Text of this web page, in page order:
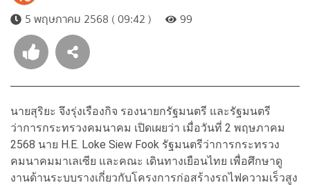
5 พฤษภาคม 2568 ( 09:42 )
99
นายสุริยะ จึงรุ่งเรืองกิจ รองนายกรัฐมนตรี และรัฐมนตรี
ว่าการกระทรวงคมนาคม เปิดเผยว่า เมื่อวันที่ 2 พฤษภาคม
2568 นาย H.E. Loke Siew Fook รัฐมนตรีว่าการกระทรวง
คมนาคมมาเลเซีย และคณะ เดินทางเยือนไทย เพื่อศึกษาดู
งานด้านระบบรางเกี่ยวกับโครงการก่อสร้างรถไฟความเร็วสูง